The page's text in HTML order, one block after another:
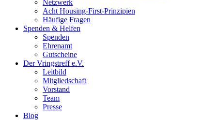
Netzwerk
Acht Housing-First-Prinzipien
Häufige Fragen
Spenden & Helfen
Spenden
Ehrenamt
Gutscheine
Der Vringstreff e.V.
Leitbild
Mitgliedschaft
Vorstand
Team
Presse
Blog